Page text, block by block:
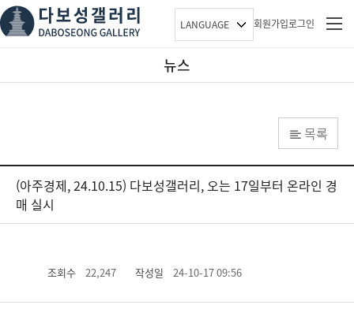
LANGUAGE 회원가입로그인
뉴스
목록
(아주경제, 24.10.15) 다보성갤러리, 오는 17일부터 온라인 경
매 실시
조회수 22,247 작성일 24-10-17 09:56